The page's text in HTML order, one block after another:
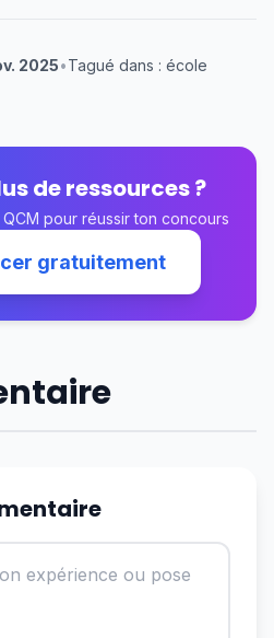
2025•Tagué dans : école
de ressources ?
pour réussir ton concours
gratuitement